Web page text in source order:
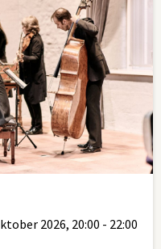
2026, 20:00 - 22:00